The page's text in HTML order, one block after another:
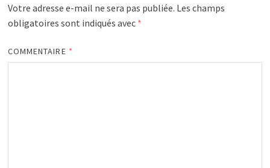
Votre adresse e-mail ne sera pas publiée. Les champs
obligatoires sont indiqués avec *
COMMENTAIRE *